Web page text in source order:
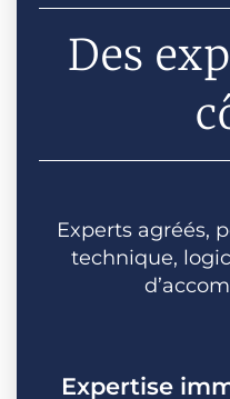
Des
Experts agréés,
technique,
Expertise